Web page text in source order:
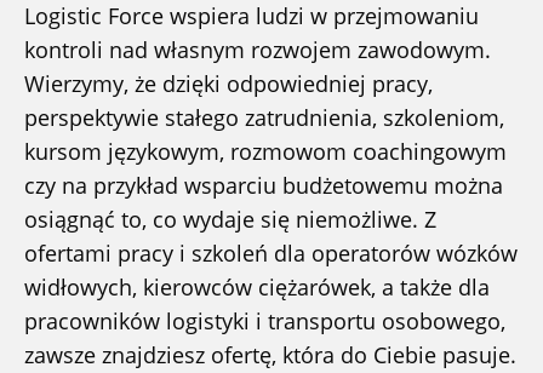
Logistic Force wspiera ludzi w przejmowaniu
kontroli nad własnym rozwojem zawodowym.
Wierzymy, że dzięki odpowiedniej pracy,
perspektywie stałego zatrudnienia, szkoleniom,
kursom językowym, rozmowom coachingowym
czy na przykład wsparciu budżetowemu można
osiągnąć to, co wydaje się niemożliwe. Z
ofertami pracy i szkoleń dla operatorów wózków
widłowych, kierowców ciężarówek, a także dla
pracowników logistyki i transportu osobowego,
zawsze znajdziesz ofertę, która do Ciebie pasuje.